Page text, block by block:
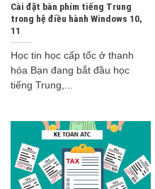
Cài đặt bàn phím tiếng Trung
trong hệ điều hành Windows 10,
11
Học tin học cấp tốc ở thanh
hóa Bạn đang bắt đầu học
tiếng Trung,...